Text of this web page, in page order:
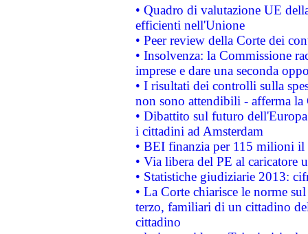
• Quadro di valutazione UE
efficienti nell'Unione
• Peer review della Corte dei
• Insolvenza: la Commissione
imprese e dare una seconda
• I risultati dei controlli sulla
non sono attendibili - afferma la
• Dibattito sul futuro
i cittadini ad Amsterdam
• BEI finanzia per 115 milioni
• Via libera del PE al caricatore
• Statistiche giudiziarie 2013:
• La Corte chiarisce le norme
terzo, familiari di un cittadino
cittadino